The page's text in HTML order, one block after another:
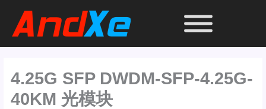
4.25G SFP DWDM-SFP-4.25G-
40KM 光模块